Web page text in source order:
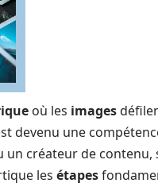
où les images
devenu une
créateur de contenu,
les étapes